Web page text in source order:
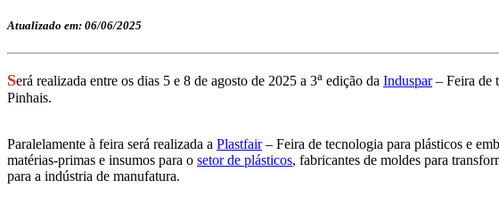
Atualizado em: 06/06/2025
Será realizada entre os dias 5 e 8 de agosto de 2025 a 3a edição da Induspar– Feira de
Pinhais.
Paralelamente à feira será realizada a Plastfair– Feira de tecnologia para plásticos e
matérias-primas e insumos para o setor de plásticos, fabricantes de moldes para
para a indústria de manufatura.